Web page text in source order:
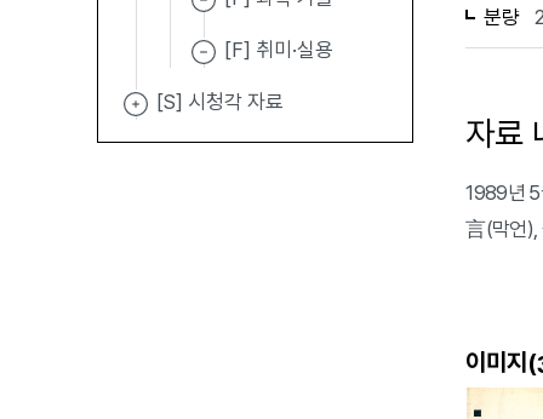
[F] 취미·실용
[S] 시청각 자료
분량
자료
1989년 5
言(막언),
이미지(